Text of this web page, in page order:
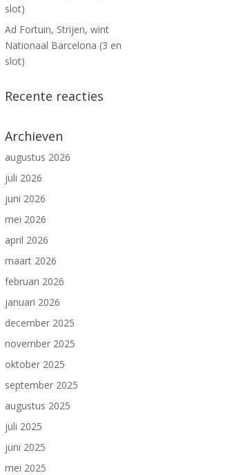
slot)
Ad Fortuin, Strijen, wint
Nationaal Barcelona (3 en
slot)
Recente reacties
Archieven
augustus 2026
juli 2026
juni 2026
mei 2026
april 2026
maart 2026
februari 2026
januari 2026
december 2025
november 2025
oktober 2025
september 2025
augustus 2025
juli 2025
juni 2025
mei 2025